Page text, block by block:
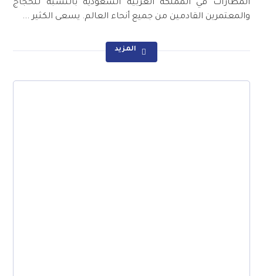
المطارات في المملكة العربية السعودية بالنسبة للحجاج
والمعتمرين القادمين من جميع أنحاء العالم. يسعى الكثير ...
المزيد